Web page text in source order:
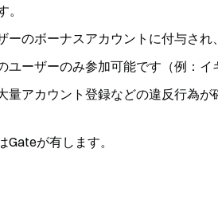
のボーナスアカウントに付与され
ーザーのみ参加可能です（例：イ
量アカウント登録などの違反行為
が有します。